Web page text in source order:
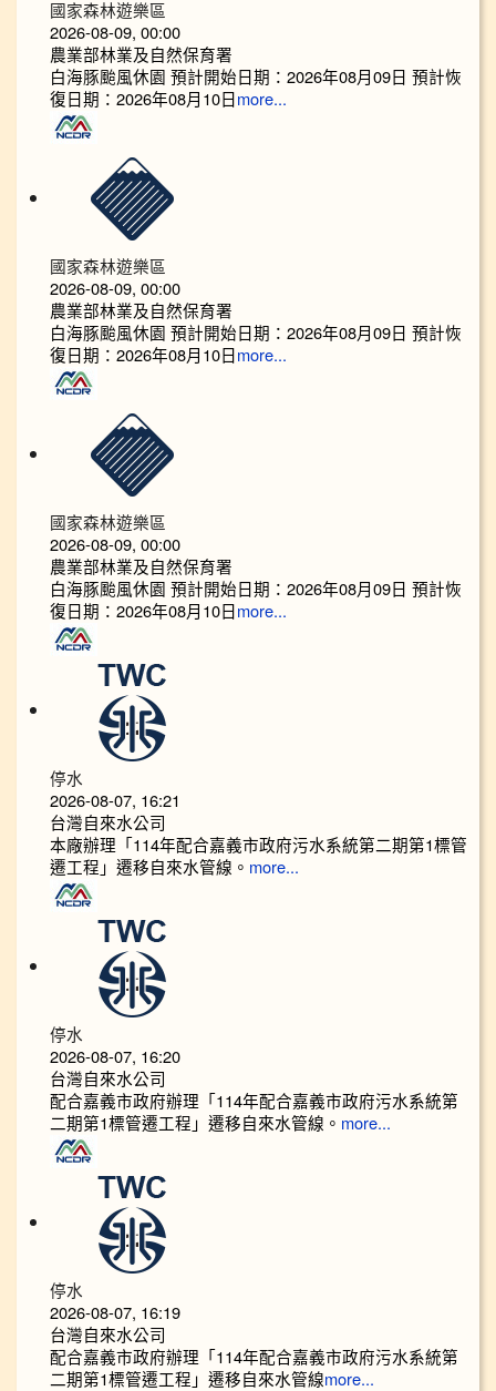
國家森林遊樂區
2026-08-09, 00:00
農業部林業及自然保育署
白海豚颱風休園 預計開始日期：2026年08月09日 預計恢
復日期：2026年08月10日 more...
國家森林遊樂區
2026-08-09, 00:00
農業部林業及自然保育署
白海豚颱風休園 預計開始日期：2026年08月09日 預計恢
復日期：2026年08月10日 more...
國家森林遊樂區
2026-08-09, 00:00
農業部林業及自然保育署
白海豚颱風休園 預計開始日期：2026年08月09日 預計恢
復日期：2026年08月10日 more...
停水
2026-08-07, 16:21
台灣自來水公司
本廠辦理「114年配合嘉義市政府污水系統第二期第1標管
遷工程」遷移自來水管線。 more...
停水
2026-08-07, 16:20
台灣自來水公司
配合嘉義市政府辦理「114年配合嘉義市政府污水系統第
二期第1標管遷工程」遷移自來水管線。 more...
停水
2026-08-07, 16:19
台灣自來水公司
配合嘉義市政府辦理「114年配合嘉義市政府污水系統第
二期第1標管遷工程」遷移自來水管線more...